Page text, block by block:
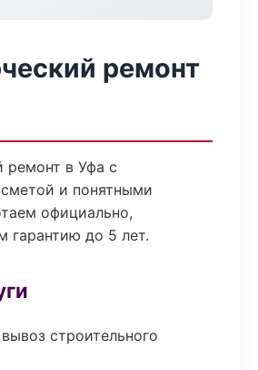
ремонт
ремонт в Уфа с
и понятными
официально,
гарантию до 5 лет.
строительного